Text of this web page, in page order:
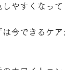
しやすくなっ
は今できるケ